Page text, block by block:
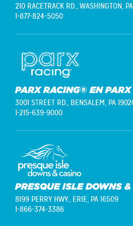
210 RACETRACK RD., WASHINGTON,
1-877-824-5050
PARX RACING® EN
3001 STREET RD., BENSALEM, PA
1-215-639-9000
PRESQUE ISLE DOWNS
8199 PERRY HWY., ERIE, PA 16509
1-866-374-3386